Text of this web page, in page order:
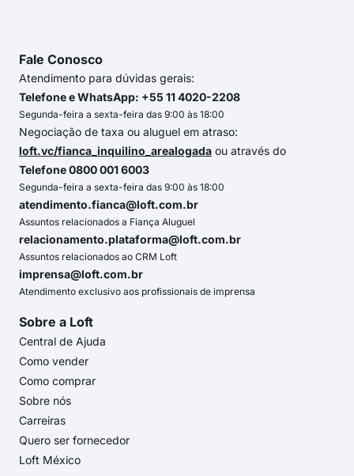
Fale Conosco
Atendimento para dúvidas gerais:
Telefone e WhatsApp: +55 11 4020-2208
Segunda-feira a sexta-feira das 9:00 às 18:00
Negociação de taxa ou aluguel em atraso:
loft.vc/fianca_inquilino_arealogada ou através do
Telefone 0800 001 6003
Segunda-feira a sexta-feira das 9:00 às 18:00
atendimento.fianca@loft.com.br
Assuntos relacionados a Fiança Aluguel
relacionamento.plataforma@loft.com.br
Assuntos relacionados ao CRM Loft
imprensa@loft.com.br
Atendimento exclusivo aos profissionais de imprensa
Sobre a Loft
Central de Ajuda
Como vender
Como comprar
Sobre nós
Carreiras
Quero ser fornecedor
Loft México